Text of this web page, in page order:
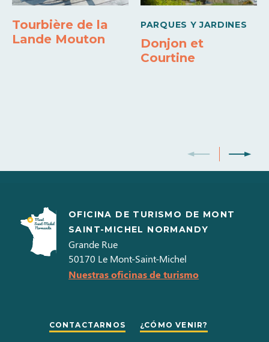
Tourbière de la
Lande Mouton
PARQUES Y JARDINES
Donjon et
Courtine
OFICINA DE TURISMO DE MONT
SAINT-MICHEL NORMANDY
Grande Rue
50170 Le Mont-Saint-Michel
Nuestras oficinas de turismo
CONTACTARNOS ¿CÓMO VENIR?